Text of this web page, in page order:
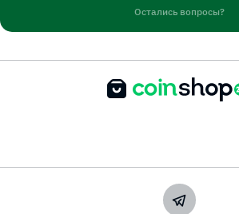
Остались вопросы?